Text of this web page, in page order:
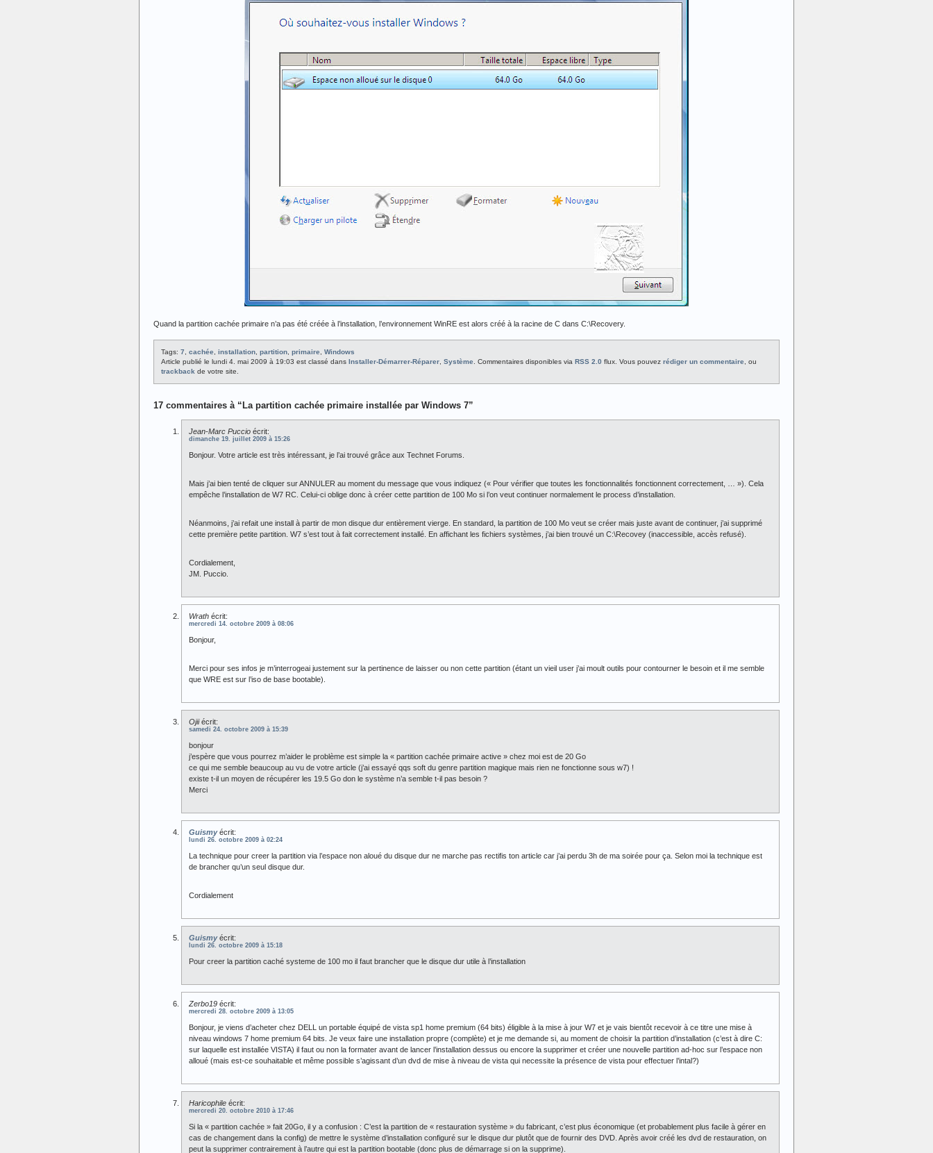
Quand la partition cachée primaire n’a pas été créée à l’installation, l’environnement WinRE est alors créé à la racine de C dans C:\Recovery.
Tags: 7, cachée, installation, partition, primaire, Windows
Article publié le lundi 4. mai 2009 à 19:03 est classé dans Installer-Démarrer-Réparer, Système. Commentaires disponibles via RSS 2.0 flux. Vous pouvez rédiger un commentaire, ou
trackback de votre site.
17 commentaires à “La partition cachée primaire installée par Windows 7”
Jean-Marc Puccio écrit:
dimanche 19. juillet 2009 à 15:26
Bonjour. Votre article est très intéressant, je l’ai trouvé grâce aux Technet Forums.
Mais j’ai bien tenté de cliquer sur ANNULER au moment du message que vous indiquez (« Pour vérifier que toutes les fonctionnalités fonctionnent correctement, … »). Cela
empêche l’installation de W7 RC. Celui-ci oblige donc à créer cette partition de 100 Mo si l’on veut continuer normalement le process d’installation.
Néanmoins, j’ai refait une install à partir de mon disque dur entièrement vierge. En standard, la partition de 100 Mo veut se créer mais juste avant de continuer, j’ai supprimé
cette première petite partition. W7 s’est tout à fait correctement installé. En affichant les fichiers systèmes, j’ai bien trouvé un C:\Recovey (inaccessible, accès refusé).
Cordialement,
JM. Puccio.
Wrath écrit:
mercredi 14. octobre 2009 à 08:06
Bonjour,
Merci pour ses infos je m’interrogeai justement sur la pertinence de laisser ou non cette partition (étant un vieil user j’ai moult outils pour contourner le besoin et il me semble
que WRE est sur l’iso de base bootable).
Ojiiécrit:
samedi 24. octobre 2009 à 15:39
bonjour
j’espère que vous pourrez m’aider le problème est simple la « partition cachée primaire active » chez moi est de 20 Go
ce qui me semble beaucoup au vu de votre article (j’ai essayé qqs soft du genre partition magique mais rien ne fonctionne sous w7) !
existe t-il un moyen de récupérer les 19.5 Go don le système n’a semble t-il pas besoin ?
Merci
Guismyécrit:
lundi 26. octobre 2009 à 02:24
La technique pour creer la partition via l’espace non aloué du disque dur ne marche pas rectifis ton article car j’ai perdu 3h de ma soirée pour ça. Selon moi la technique est
de brancher qu’un seul disque dur.
Cordialement
Guismyécrit:
lundi 26. octobre 2009 à 15:18
Pour creer la partition caché systeme de 100 mo il faut brancher que le disque dur utile à l’installation
Zerbo19 écrit:
mercredi 28. octobre 2009 à 13:05
Bonjour, je viens d’acheter chez DELL un portable équipé de vista sp1 home premium (64 bits) éligible à la mise à jour W7 et je vais bientôt recevoir à ce titre une mise à
niveau windows 7 home premium 64 bits. Je veux faire une installation propre (complète) et je me demande si, au moment de choisir la partition d’installation (c’est à dire C:
sur laquelle est installée VISTA) il faut ou non la formater avant de lancer l’installation dessus ou encore la supprimer et créer une nouvelle partition ad-hoc sur l’espace non
alloué (mais est-ce souhaitable et même possible s’agissant d’un dvd de mise à niveau de vista qui necessite la présence de vista pour effectuer l’intal?)
Haricophile écrit:
mercredi 20. octobre 2010 à 17:46
Si la « partition cachée » fait 20Go, il y a confusion : C’est la partition de « restauration système » du fabricant, c’est plus économique (et probablement plus facile à gérer en
cas de changement dans la config) de mettre le système d’installation configuré sur le disque dur plutôt que de fournir des DVD. Après avoir créé les dvd de restauration, on
peut la supprimer contrairement à l’autre qui est la partition bootable (donc plus de démarrage si on la supprime).